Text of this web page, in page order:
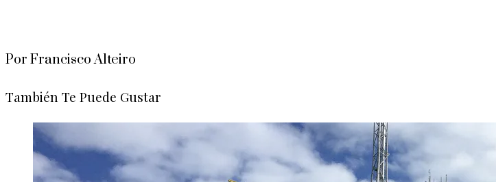
Por Francisco Alteiro
También Te Puede Gustar